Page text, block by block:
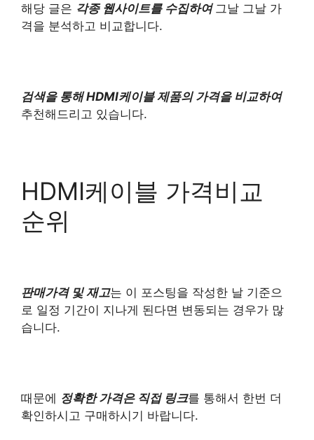
해당 글은 각종 웹사이트를 수집하여 그날 그날 가
격을 분석하고 비교합니다.
검색을 통해 HDMI케이블 제품의 가격을 비교하여
추천해드리고 있습니다.
HDMI케이블 가격비교
순위
판매가격 및 재고는 이 포스팅을 작성한 날 기준으
로 일정 기간이 지나게 된다면 변동되는 경우가 많
습니다.
때문에 정확한 가격은 직접 링크를 통해서 한번 더
확인하시고 구매하시기 바랍니다.